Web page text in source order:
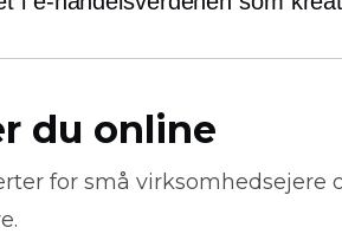
du online
for små virksomhedsejere